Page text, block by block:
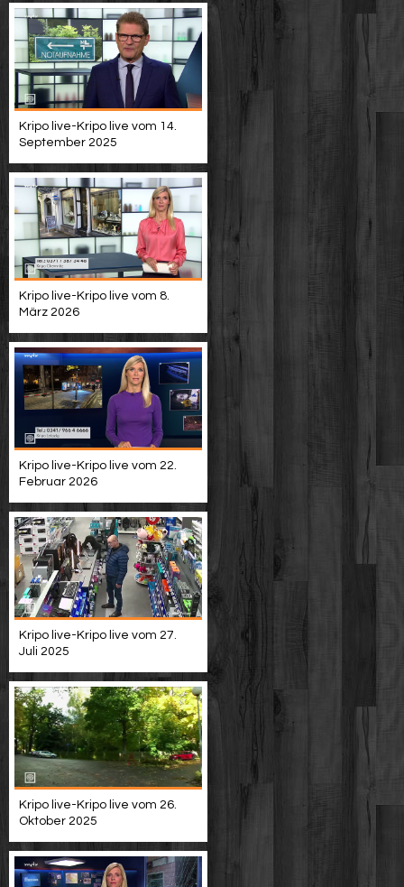
Kripo live-Kripo live vom 14.
September 2025
Kripo live-Kripo live vom 8.
März 2026
Kripo live-Kripo live vom 22.
Februar 2026
Kripo live-Kripo live vom 27.
Juli 2025
Kripo live-Kripo live vom 26.
Oktober 2025